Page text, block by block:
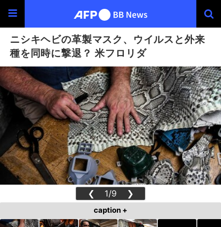
ニシキヘビの革製マスク、ウイルスと外来
種を同時に撃退？ 米フロリダ
❮ 1/9 ❯
caption +